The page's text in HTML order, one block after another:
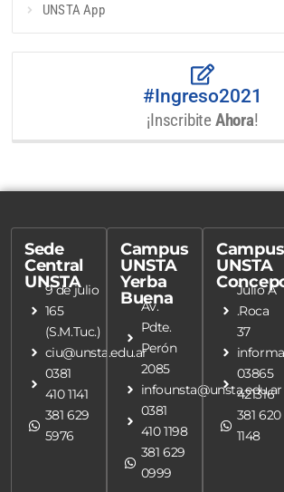
UNSTA App
#Ingreso2021
¡Inscribite Ahora!
Sede
Central
UNSTA
9 de julio
165
(S.M.Tuc.)
ciu@unsta.edu.ar
0381
410 1141
381 629
5976
Campus
UNSTA
Yerba
Buena
Av.
Pdte.
Perón
2085
infounsta@unsta.edu.ar
0381
410 1198
381 629
0999
Campus
UNSTA
Julio A
.Roca
37
03865
421316
381 620
1148